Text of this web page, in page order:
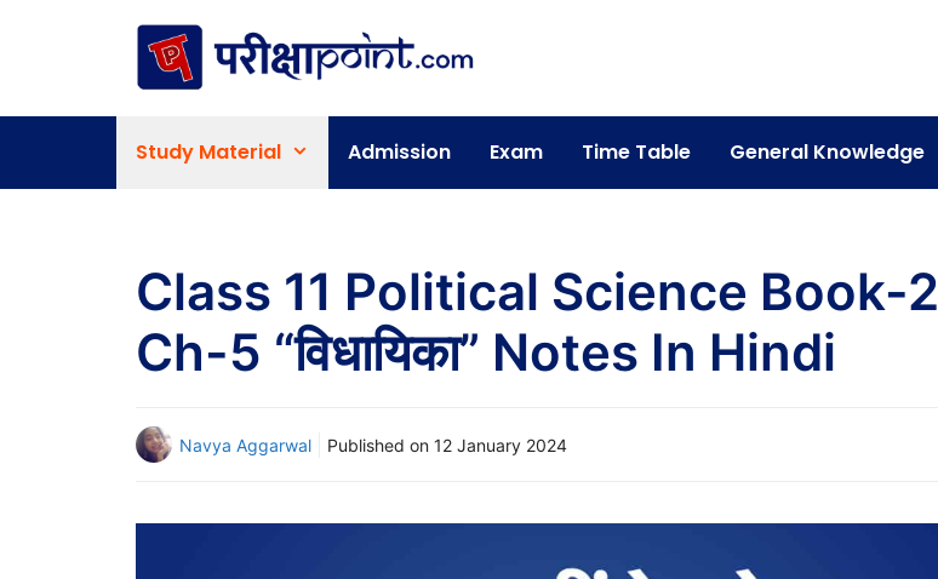
Study Material Admission Exam Time Table General Knowledge
Class 11 Political Science Book-2
Ch-5 “विधायिका” Notes In Hindi
Navya Aggarwal Published on 12 January 2024